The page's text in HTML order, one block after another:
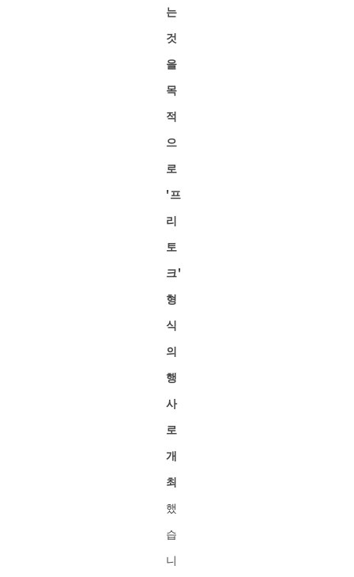
는
것
을
목
적
으
로
'프
리
토
크'
형
식
의
행
사
로
개
최
했
습
니